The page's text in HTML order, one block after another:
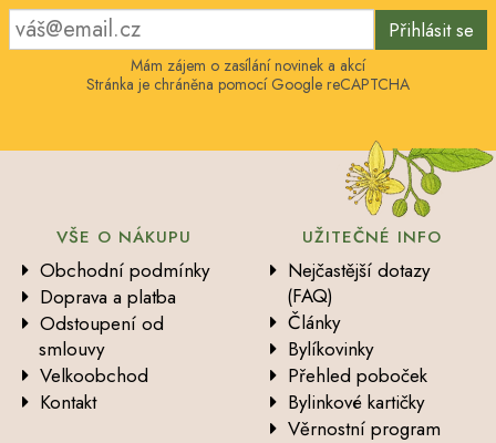
Přihlásit se
Mám zájem o zasílání novinek a akcí
Stránka je chráněna pomocí Google reCAPTCHA
VŠE O NÁKUPU
Obchodní podmínky
Doprava a platba
Odstoupení od
smlouvy
Velkoobchod
Kontakt
UŽITEČNÉ INFO
Nejčastější dotazy
(FAQ)
Články
Bylíkovinky
Přehled poboček
Bylinkové kartičky
Věrnostní program